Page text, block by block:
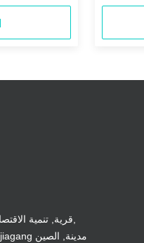
Filling
Yangshe مدينة, Zhangjiagang مدينة, الصين